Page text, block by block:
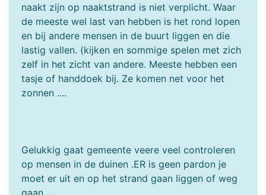
naakt zijn op naaktstrand is niet verplicht. Waar
de meeste wel last van hebben is het rond lopen
en bij andere mensen in de buurt liggen en die
lastig vallen. (kijken en sommige spelen met zich
zelf in het zicht van andere. Meeste hebben een
tasje of handdoek bij. Ze komen net voor het
zonnen ....
Gelukkig gaat gemeente veere veel controleren
op mensen in de duinen .ER is geen pardon je
moet er uit en op het strand gaan liggen of weg